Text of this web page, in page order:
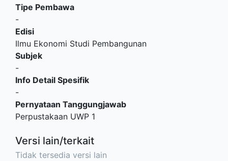
Tipe Pembawa
-
Edisi
Ilmu Ekonomi Studi Pembangunan
Subjek
-
Info Detail Spesifik
-
Pernyataan Tanggungjawab
Perpustakaan UWP 1
Versi lain/terkait
Tidak tersedia versi lain